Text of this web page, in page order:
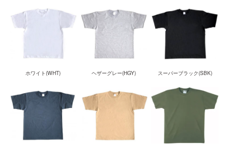
ホワイト(WHT) ヘザーグレー(HGY) スーパーブラック(SBK)